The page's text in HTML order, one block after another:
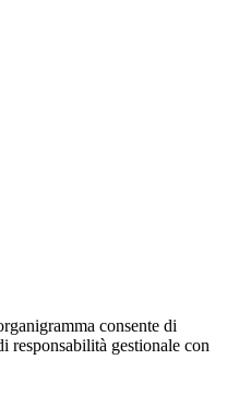
consente di
gestionale con